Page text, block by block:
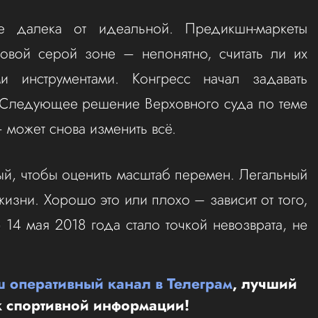
далека от идеальной. Предикшн-маркеты
серой зоне – непонятно, считать ли их
инструментами. Конгресс начал задавать
решение Верховного суда по теме
снова изменить всё.
чтобы оценить масштаб перемен. Легальный
Хорошо это или плохо – зависит от того,
мая 2018 года стало точкой невозврата, не
оперативный канал в Телеграм, лучший
спортивной информации!